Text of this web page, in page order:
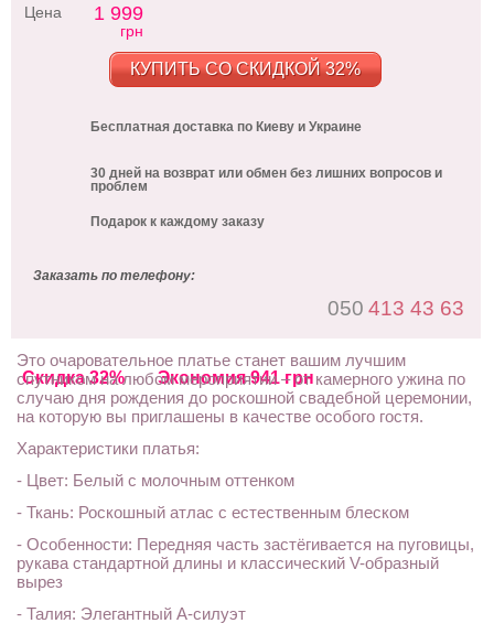
Скидка 32% Экономия 941 грн
Цена 1 999
грн
КУПИТЬ СО СКИДКОЙ 32%
Бесплатная доставка по Киеву и Украине
30 дней на возврат или обмен без лишних вопросов и
проблем
Подарок к каждому заказу
Заказать по телефону:
050 413 43 63
Это очаровательное платье станет вашим лучшим
спутником на любом мероприятии – от камерного ужина по
случаю дня рождения до роскошной свадебной церемонии,
на которую вы приглашены в качестве особого гостя.
Характеристики платья:
- Цвет: Белый с молочным оттенком
- Ткань: Роскошный атлас с естественным блеском
- Особенности: Передняя часть застёгивается на пуговицы,
рукава стандартной длины и классический V-образный
вырез
- Талия: Элегантный А-силуэт